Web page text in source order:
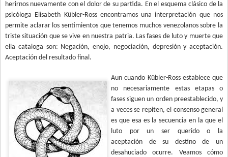
herirnos nuevamente con el dolor de su partida. En el esquema clásico de la
psicóloga Elisabeth Kübler-Ross encontramos una interpretación que nos
permite aclarar los sentimientos que tenemos muchos venezolanos sobre la
triste situación que se vive en nuestra patria. Las fases de luto y muerte que
ella cataloga son: Negación, enojo, negociación, depresión y aceptación.
Aceptación del resultado final.
Aun cuando Kübler-Ross establece que
no necesariamente estas etapas o
fases siguen un orden preestablecido, y
a veces se repiten, el consenso general
es que esa es la secuencia en la que el
luto por un ser querido o la
aceptación de su destino de un
desahuciado ocurre. Veamos cómo